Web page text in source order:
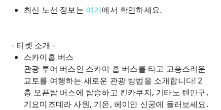
최신 노선 정보는 여기에서 확인하세요.
- 티켓 소개 -
스카이홉 버스
관광 투어 버스인 스카이 홉 버스를 타고 고풍스러운
교토를 여행하는 새로운 관광 방법을 소개합니다! 2
층 오픈탑 버스에 탑승하고 킨카쿠지, 기타노 텐만구,
기요미즈데라 사원, 기온, 헤이안 신궁에 들러보세요.